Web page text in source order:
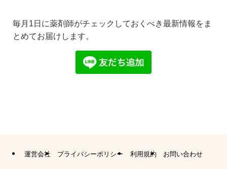
毎月1日に薬剤師がチェックしておくべき最新情報をま
とめてお届けします。
運営会社 プライバシーポリシー 利用規約 お問い合わせ